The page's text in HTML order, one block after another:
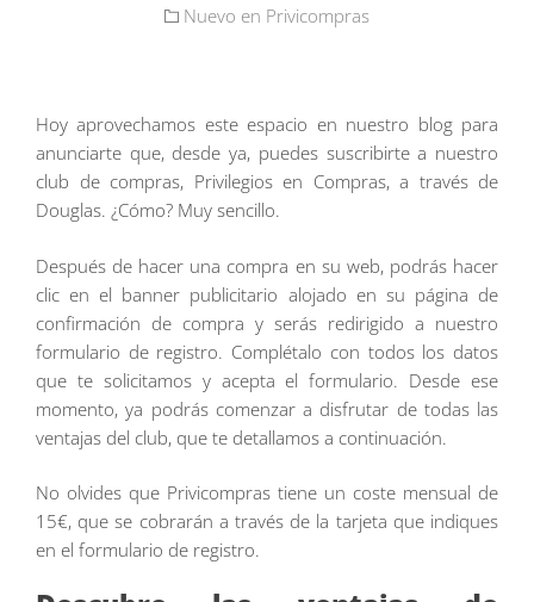
Nuevo en Privicompras
Hoy aprovechamos este espacio en nuestro blog para
anunciarte que, desde ya, puedes suscribirte a nuestro
club de compras, Privilegios en Compras, a través de
Douglas. ¿Cómo? Muy sencillo.
Después de hacer una compra en su web, podrás hacer
clic en el banner publicitario alojado en su página de
confirmación de compra y serás redirigido a nuestro
formulario de registro. Complétalo con todos los datos
que te solicitamos y acepta el formulario. Desde ese
momento, ya podrás comenzar a disfrutar de todas las
ventajas del club, que te detallamos a continuación.
No olvides que Privicompras tiene un coste mensual de
15€, que se cobrarán a través de la tarjeta que indiques
en el formulario de registro.